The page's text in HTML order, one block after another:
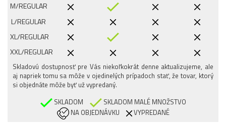
M/REGULAR
L/REGULAR
XL/REGULAR
XXL/REGULAR
Skladovú dostupnosť pre Vás niekoľkokrát denne aktualizujeme, ale
aj napriek tomu sa môže v ojedinelých prípadoch stať, že tovar, ktorý
si objednáte môže byť už vypredaný.
SKLADOM
SKLADOM MALÉ MNOŽSTVO
NA OBJEDNÁVKU
VYPREDANÉ